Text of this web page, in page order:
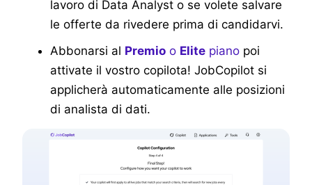
lavoro di Data Analyst o se volete salvare
le offerte da rivedere prima di candidarvi.
Abbonarsi al Premio o Elite piano poi
attivate il vostro copilota! JobCopilot si
applicherà automaticamente alle posizioni
di analista di dati.